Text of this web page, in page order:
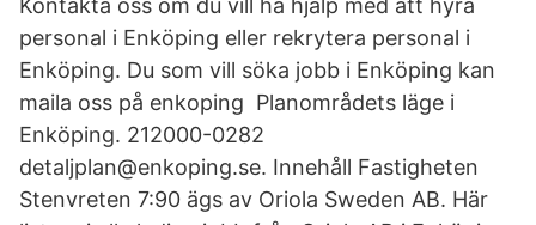
Kontakta oss om du vill ha hjälp med att hyra
personal i Enköping eller rekrytera personal i
Enköping. Du som vill söka jobb i Enköping kan
maila oss på enkoping Planområdets läge i
Enköping. 212000-0282
detaljplan@enkoping.se. Innehåll Fastigheten
Stenvreten 7:90 ägs av Oriola Sweden AB. Här